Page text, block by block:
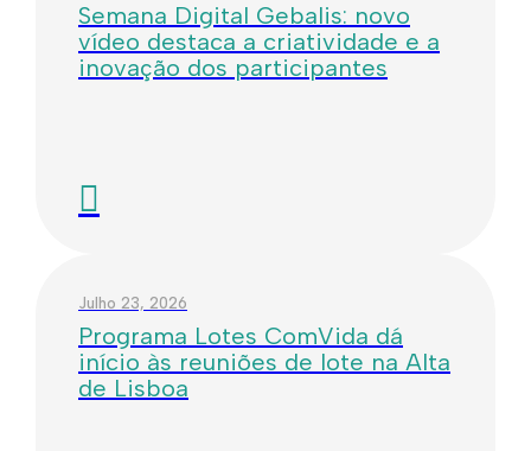
Semana Digital Gebalis: novo
vídeo destaca a criatividade e a
inovação dos participantes
Julho 23, 2026
Programa Lotes ComVida dá
início às reuniões de lote na Alta
de Lisboa